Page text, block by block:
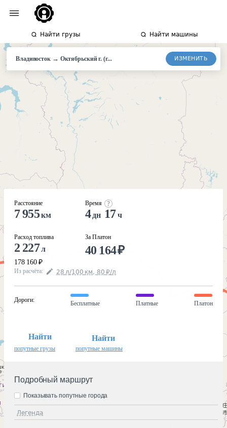
Найти грузы Найти машины
Владивосток→ Октябрьскийг. (г... ИЗМЕНИТЬ
Расстояние
7 955км
Расход топлива
2 227л
178 160 ₽
Время
4 дн 17ч
За Платон
40 164₽
Из расчёта: 28 л/100 км, 80 ₽/л
Дороги:
Бесплатные Платные Платон
Найти
попутные грузы
Найти
попутные машины
Подробный маршрут
Легенда
Показывать попутные города